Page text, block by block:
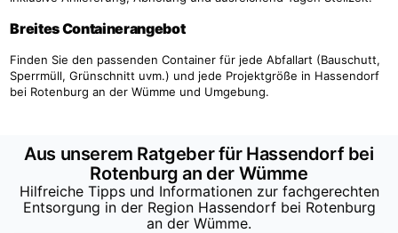
Breites Containerangebot
Finden Sie den passenden Container für jede Abfallart (Bauschutt,
Sperrmüll, Grünschnitt uvm.) und jede Projektgröße in Hassendorf
bei Rotenburg an der Wümme und Umgebung.
Aus unserem Ratgeber für Hassendorf bei
Rotenburg an der Wümme
Hilfreiche Tipps und Informationen zur fachgerechten
Entsorgung in der Region Hassendorf bei Rotenburg
an der Wümme.